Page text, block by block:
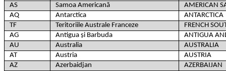
AS
Samoa Americană
AMERICAN
AQ
Antarctica
ANTARCTICA
TF
Teritoriile Australe Franceze
FRENCH
AG
Antigua și Barbuda
ANTIGUA
AU
Australia
AUSTRALIA
AT
Austria
AUSTRIA
AZ
Azerbaidjan
AZERBAIJAN